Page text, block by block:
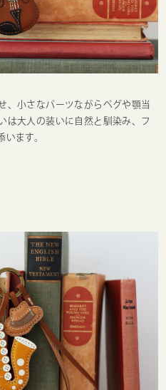
、小さなパーツながらペグや顎当
は大人の装いに自然と馴染み、フ
ます。